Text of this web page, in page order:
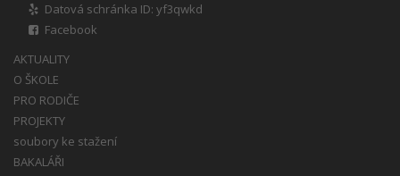
Datová schránka ID: yf3qwkd
Facebook
AKTUALITY
O ŠKOLE
PRO RODIČE
PROJEKTY
soubory ke stažení
BAKALÁŘI